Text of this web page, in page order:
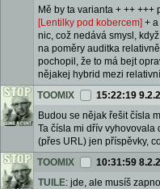
Mě by ta varianta + ++
[Lentilky pod kobercem] +
nic, což nedává smysl,
na poměry auditka
pochopil, že to má bejt
nějakej hybrid mezi
TOOMIX
15:22:19
Budou se nějak řešit čísla
Ta čísla mi dřív vyhovovala
(přes URL) jen příspěvky,
TOOMIX
10:31:59
TUILE: jde, ale musíš